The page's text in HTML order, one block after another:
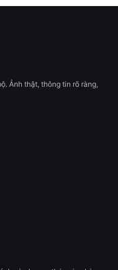
Ảnh thật, thông tin rõ ràng,